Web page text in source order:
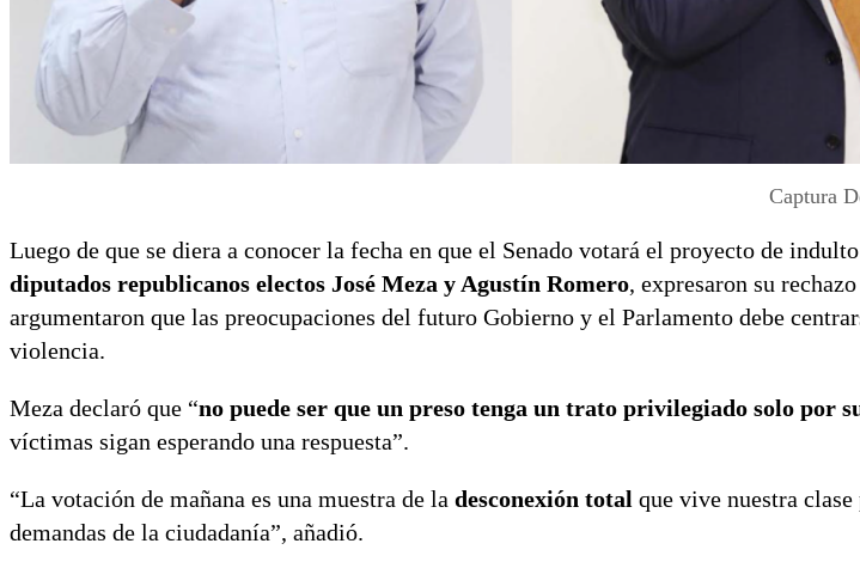
Captura
Luego de que se diera a conocer la fecha en que el Senado votará el proyecto de
diputados republicanos electos José Meza y Agustín Romero, expresaron su
argumentaron que las preocupaciones del futuro Gobierno y el Parlamento debe
violencia.
Meza declaró que “no puede ser que un preso tenga un trato privilegiado solo por
víctimas sigan esperando una respuesta”.
“La votación de mañana es una muestra de la desconexión total que vive nuestra
demandas de la ciudadanía”, añadió.